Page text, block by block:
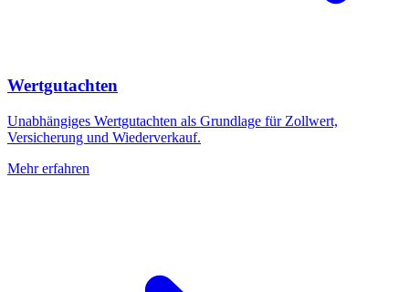
Wertgutachten
Unabhängiges Wertgutachten als Grundlage für Zollwert,
Versicherung und Wiederverkauf.
Mehr erfahren